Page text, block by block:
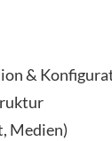
&
Medien)